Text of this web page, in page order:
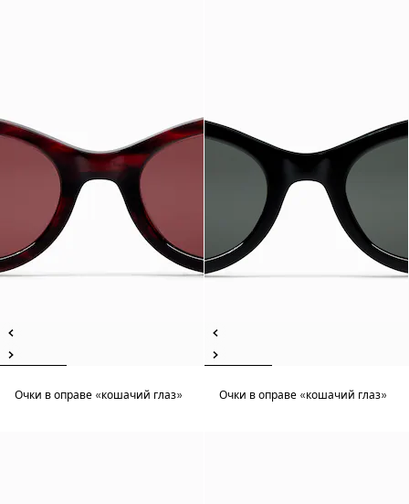
Очки в оправе «кошачий глаз» Очки в оправе «кошачий глаз»